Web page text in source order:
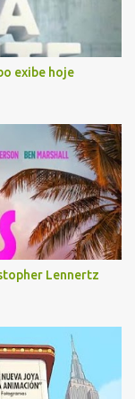
exibe hoje
Lennertz